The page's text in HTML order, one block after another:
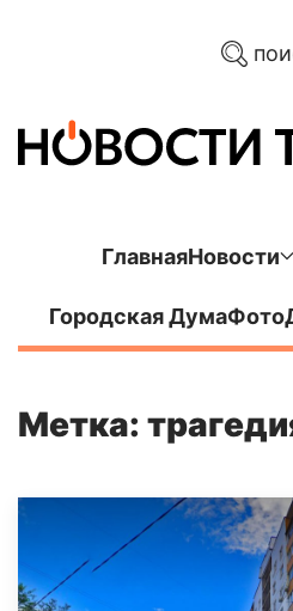
ГлавнаяНовости
Городская ДумаФото
Метка: